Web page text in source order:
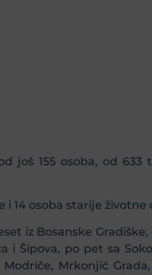
155 osoba, od 633
i 14 osoba starije životne
iz Bosanske
i Šipova, po pet sa
Mrkonjić